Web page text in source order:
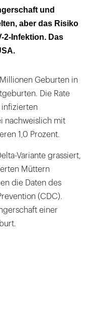
warenund
aber das Risiko
2-Infektion. Das
Geburten in
Die Rate
nachweislich mit
1,0 Prozent.
Variante grassiert,
Müttern
die Daten des
(CDC).
einer